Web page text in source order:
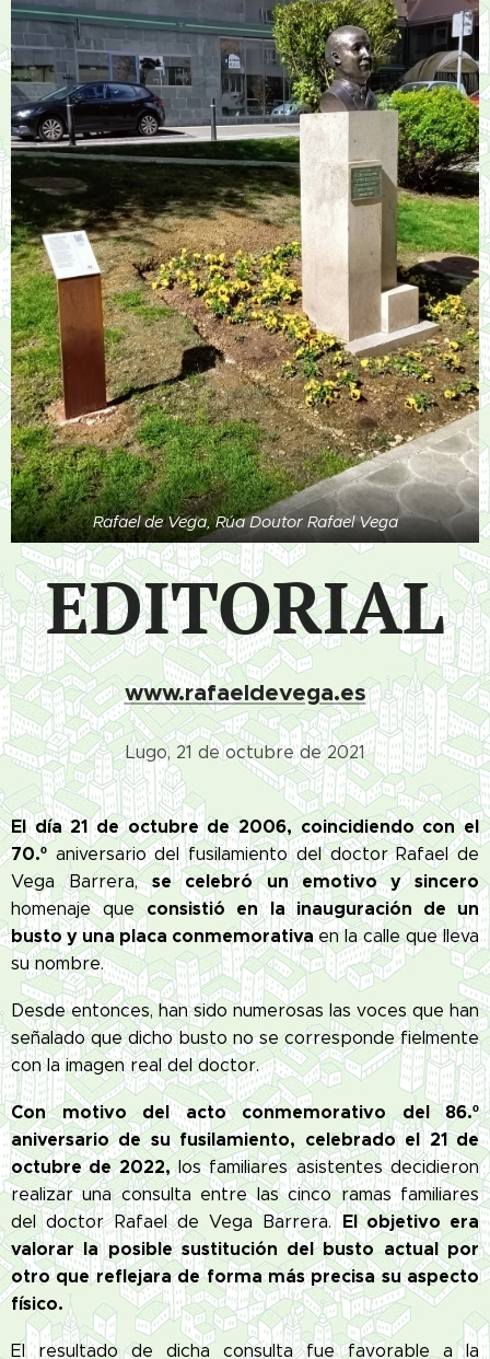
Rafael de Vega, Rúa Doutor Rafael Vega
EDITORIAL
www.rafaeldevega.es
Lugo, 21 de octubre de 2021
El día 21 de octubre de 2006, coincidiendo con el
70.º aniversario del fusilamiento del doctor Rafael de
Vega Barrera,se celebró un emotivo y sincero
homenaje que consistió en la inauguración de un
busto y una placa conmemorativaen la calle que lleva
su nombre.
Desde entonces, han sido numerosas las voces que han
señalado que dicho busto no se corresponde fielmente
con la imagen real del doctor.
Con motivo del acto conmemorativo del 86.º
aniversario de su fusilamiento, celebrado el 21 de
octubre de 2022,los familiares asistentes decidieron
realizar una consulta entre las cinco ramas familiares
del doctor Rafael de Vega Barrera.El objetivo era
valorar la posible sustitución del busto actual por
otro que reflejara de forma más precisa su aspecto
físico.
El resultado de dicha consulta fue favorable a la